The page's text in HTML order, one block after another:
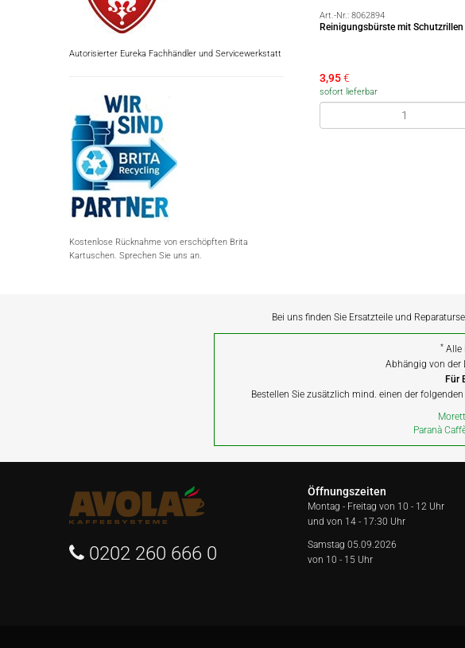
Autorisierter Eureka Fachhändler und Servicewerkstatt
Kostenlose Rücknahme von erschöpften Brita
Kartuschen. Sprechen Sie uns an.
Art.-Nr.: 8062894
Reinigungsbürste mit Schutzrillen
3,95€
sofort lieferbar
Bei uns finden Sie Ersatzteile und
* Alle
Abhängig von der
Für
Bestellen Sie zusätzlich mind. einen der
Paranà
0202 260 666 0
Öffnungszeiten
Montag - Freitag von 10 - 12 Uhr
und von 14 - 17:30 Uhr
Samstag 05.09.2026
von 10 - 15 Uhr